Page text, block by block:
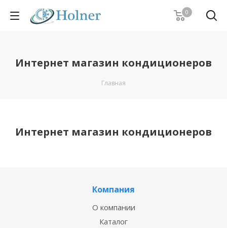
0
Интернет магазин кондиционеров
Главная
Интернет магазин кондиционеров
Компания
О компании
Каталог